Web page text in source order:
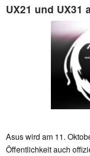
UX21 und UX31
Asus wird am 11.
Öffentlichkeit auch